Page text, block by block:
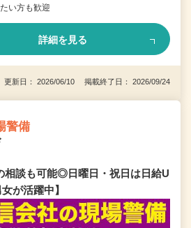
い方も歓迎
詳細を見る
更新日： 2026/06/10 掲載終了日： 2026/09/24
警備
相談も可能◎日曜日・祝日は日給U
が活躍中】